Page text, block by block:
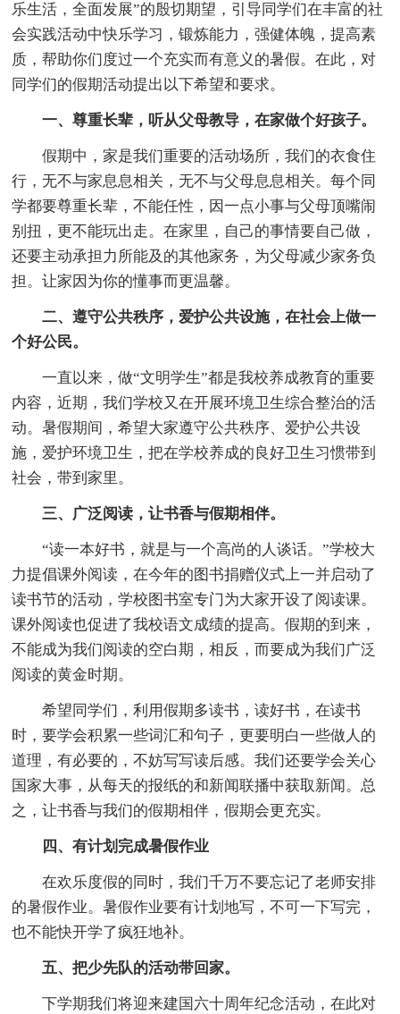
乐生活，全面发展”的殷切期望，引导同学们在丰富的社
会实践活动中快乐学习，锻炼能力，强健体魄，提高素
质，帮助你们度过一个充实而有意义的暑假。在此，对
同学们的假期活动提出以下希望和要求。
一、尊重长辈，听从父母教导，在家做个好孩子。
假期中，家是我们重要的活动场所，我们的衣食住
行，无不与家息息相关，无不与父母息息相关。每个同
学都要尊重长辈，不能任性，因一点小事与父母顶嘴闹
别扭，更不能玩出走。在家里，自己的事情要自己做，
还要主动承担力所能及的其他家务，为父母减少家务负
担。让家因为你的懂事而更温馨。
二、遵守公共秩序，爱护公共设施，在社会上做一
个好公民。
一直以来，做“文明学生”都是我校养成教育的重要
内容，近期，我们学校又在开展环境卫生综合整治的活
动。暑假期间，希望大家遵守公共秩序、爱护公共设
施，爱护环境卫生，把在学校养成的良好卫生习惯带到
社会，带到家里。
三、广泛阅读，让书香与假期相伴。
“读一本好书，就是与一个高尚的人谈话。”学校大
力提倡课外阅读，在今年的图书捐赠仪式上一并启动了
读书节的活动，学校图书室专门为大家开设了阅读课。
课外阅读也促进了我校语文成绩的提高。假期的到来，
不能成为我们阅读的空白期，相反，而要成为我们广泛
阅读的黄金时期。
希望同学们，利用假期多读书，读好书，在读书
时，要学会积累一些词汇和句子，更要明白一些做人的
道理，有必要的，不妨写写读后感。我们还要学会关心
国家大事，从每天的报纸的和新闻联播中获取新闻。总
之，让书香与我们的假期相伴，假期会更充实。
四、有计划完成暑假作业
在欢乐度假的同时，我们千万不要忘记了老师安排
的暑假作业。暑假作业要有计划地写，不可一下写完，
也不能快开学了疯狂地补。
五、把少先队的活动带回家。
下学期我们将迎来建国六十周年纪念活动，在此对